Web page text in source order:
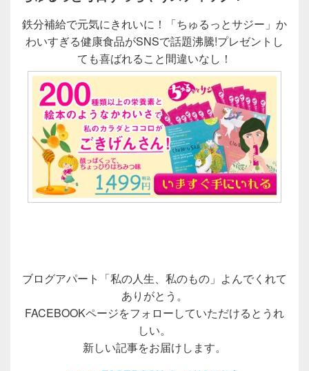
鉄分補給で元気にきれいに！「ちゅるっとサジー」か
わいすぎる健康食品がSNSで話題沸騰!プレゼントし
ても喜ばれること間違いなし！
ブログアパート「私の人生、私のもの」よんでくれて
ありがとう。
FACEBOOKページをフォローしていただけるとうれ
しい。
新しい記事をお届けします。